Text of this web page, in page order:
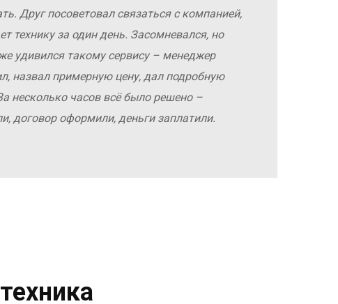
Друг посоветовал связаться с компанией,
технику за один день. Засомневался, но
удивился такому сервису – менеджер
назвал примерную цену, дал подробную
несколько часов всё было решено –
договор оформили, деньги заплатили.